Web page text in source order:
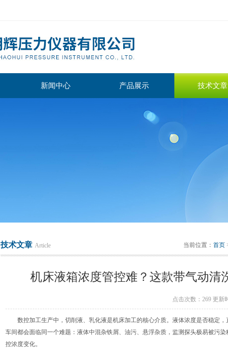
新闻中心 产品展示 技术文章
技术文章 Article 当前位置： 首页
机床液箱浓度管控难？这款带气动清
点击次数：269 更新
数控加工生产中，切削液、乳化液是机床加工的核心介质。液体浓度是否稳定
车间都会面临同一个难题：液体中混杂铁屑、油污、悬浮杂质，监测探头极易被污
控浓度变化。